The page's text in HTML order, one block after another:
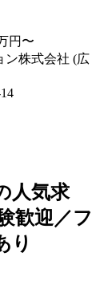
円〜
ン株式会社 (広
人気求
歓迎／フ
り